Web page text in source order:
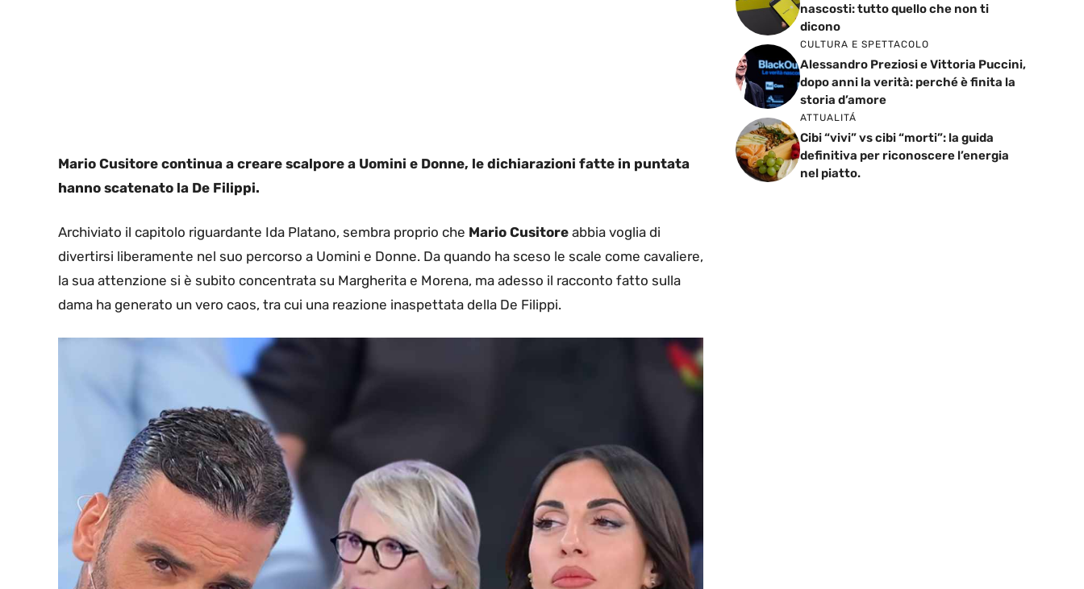
Mario Cusitore continua a creare scalpore a Uomini e Donne, le dichiarazioni fatte in puntata
hanno scatenato la De Filippi.
Archiviato il capitolo riguardante Ida Platano, sembra proprio che Mario Cusitore abbia voglia di
divertirsi liberamente nel suo percorso a Uomini e Donne. Da quando ha sceso le scale come cavaliere,
la sua attenzione si è subito concentrata su Margherita e Morena, ma adesso il racconto fatto sulla
dama ha generato un vero caos, tra cui una reazione inaspettata della De Filippi.
nascosti: tutto quello che non ti
dicono
CULTURA E SPETTACOLO
Alessandro Preziosi e Vittoria Puccini,
dopo anni la verità: perché è finita la
storia d’amore
ATTUALITÁ
Cibi “vivi” vs cibi “morti”: la guida
definitiva per riconoscere l’energia
nel piatto.